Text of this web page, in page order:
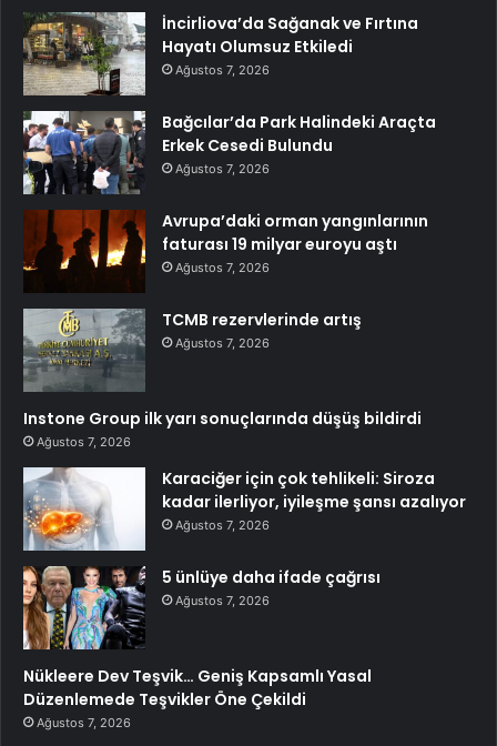
İncirliova’da Sağanak ve Fırtına
Hayatı Olumsuz Etkiledi
Ağustos 7, 2026
Bağcılar’da Park Halindeki Araçta
Erkek Cesedi Bulundu
Ağustos 7, 2026
Avrupa’daki orman yangınlarının
faturası 19 milyar euroyu aştı
Ağustos 7, 2026
TCMB rezervlerinde artış
Ağustos 7, 2026
Instone Group ilk yarı sonuçlarında düşüş bildirdi
Ağustos 7, 2026
Karaciğer için çok tehlikeli: Siroza
kadar ilerliyor, iyileşme şansı azalıyor
Ağustos 7, 2026
5 ünlüye daha ifade çağrısı
Ağustos 7, 2026
Nükleere Dev Teşvik… Geniş Kapsamlı Yasal
Düzenlemede Teşvikler Öne Çekildi
Ağustos 7, 2026